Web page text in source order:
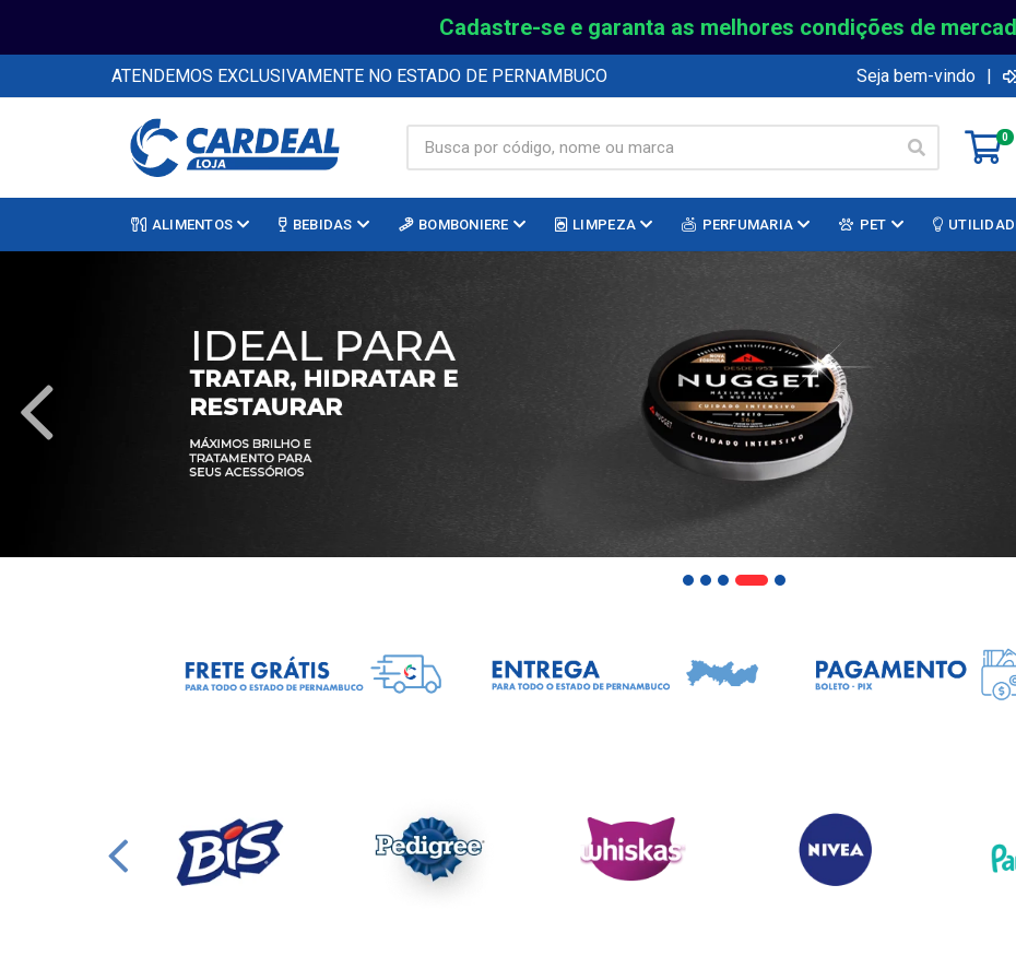
Cadastre-se e garanta as melhores condições de
ATENDEMOS EXCLUSIVAMENTE NO ESTADO DE PERNAMBUCO Seja bem-vindo |
0
ALIMENTOS BEBIDAS BOMBONIERE LIMPEZA PERFUMARIA PET